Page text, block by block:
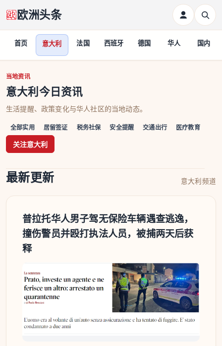
欧洲头条
首页 意大利 法国 西班牙 德国 华人 国内
意大利
当地资讯
意大利今日资讯
生活提醒、政策变化与华人社区的当地动态。
全部实用 居留签证 税务社保 安全提醒 交通出行 医疗教育
关注意大利
最新更新 意大利频道
普拉托华人男子驾无保险车辆遇查逃逸，
撞伤警员并殴打执法人员，被捕两天后获
释